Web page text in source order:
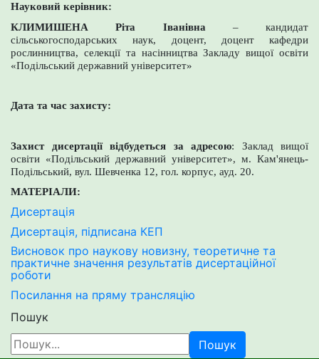
Науковий керівник:
КЛИМИШЕНА Ріта Іванівна – кандидат
сільськогосподарських наук, доцент, доцент кафедри
рослинництва, селекції та насінництва Закладу вищої освіти
«Подільський державний університет»
Дата та час захисту:
Захист дисертації відбудеться за адресою: Заклад вищої
освіти «Подільський державний університет», м. Кам'янець-
Подільський, вул. Шевченка 12, гол. корпус, ауд. 20.
МАТЕРІАЛИ:
Дисертація
Дисертація, підписана КЕП
Висновок про наукову новизну, теоретичне та
практичне значення результатів дисертаційної
роботи
Посилання на пряму трансляцію
Пошук
Пошук